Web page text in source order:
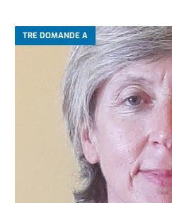
TRE DOMANDE A